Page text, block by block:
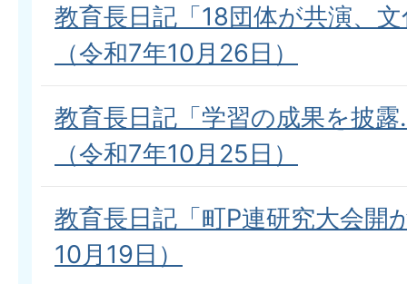
教育長日記「18団体が共演、
（令和7年10月26日）
教育長日記「学習の成果を披
（令和7年10月25日）
教育長日記「町P連研究大会開
10月19日）